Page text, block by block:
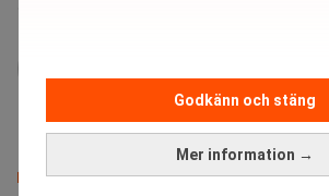
Mer information →
Godkänn och stäng